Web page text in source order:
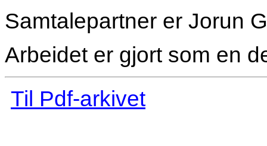
Samtalepartner er Jorun
Arbeidet er gjort som en
Til Pdf-arkivet